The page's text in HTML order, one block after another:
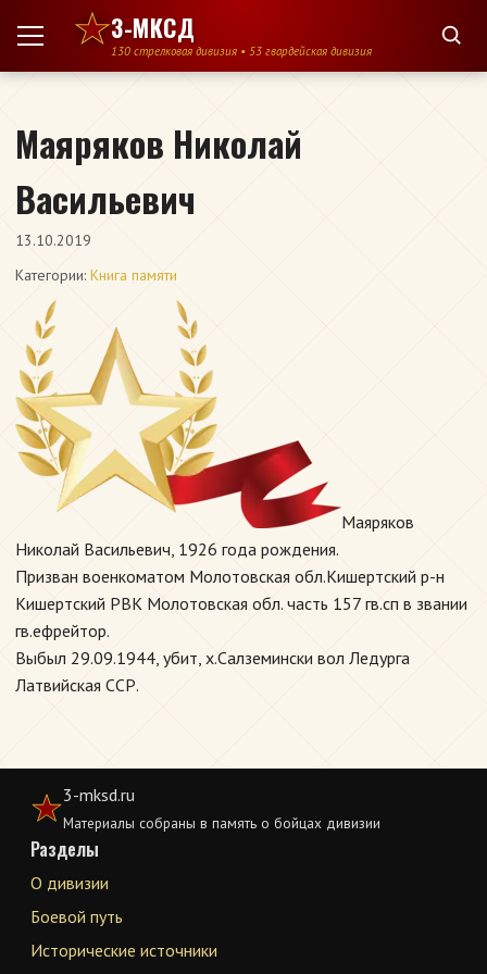
Перейти к содержимому
3-МКСД
130 стрелковая дивизия • 53 гвардейская дивизия
Маяряков Николай
Васильевич
13.10.2019
Категории: Книга памяти
Маяряков
Николай Васильевич, 1926 года рождения.
Призван военкоматом Молотовская обл.Кишертский р-н
Кишертский РВК Молотовская обл. часть 157 гв.сп в звании
гв.ефрейтор.
Выбыл 29.09.1944, убит, х.Салземински вол Ледурга
Латвийская ССР.
3-mksd.ru
Материалы собраны в память о бойцах дивизии
Разделы
О дивизии
Боевой путь
Исторические источники